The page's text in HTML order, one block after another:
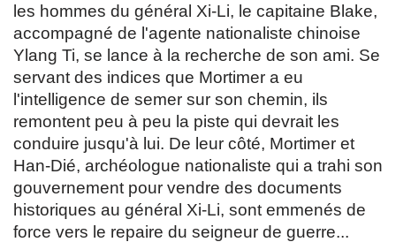
les hommes du général Xi-Li, le capitaine Blake,
accompagné de l'agente nationaliste chinoise
Ylang Ti, se lance à la recherche de son ami. Se
servant des indices que Mortimer a eu
l'intelligence de semer sur son chemin, ils
remontent peu à peu la piste qui devrait les
conduire jusqu'à lui. De leur côté, Mortimer et
Han-Dié, archéologue nationaliste qui a trahi son
gouvernement pour vendre des documents
historiques au général Xi-Li, sont emmenés de
force vers le repaire du seigneur de guerre...